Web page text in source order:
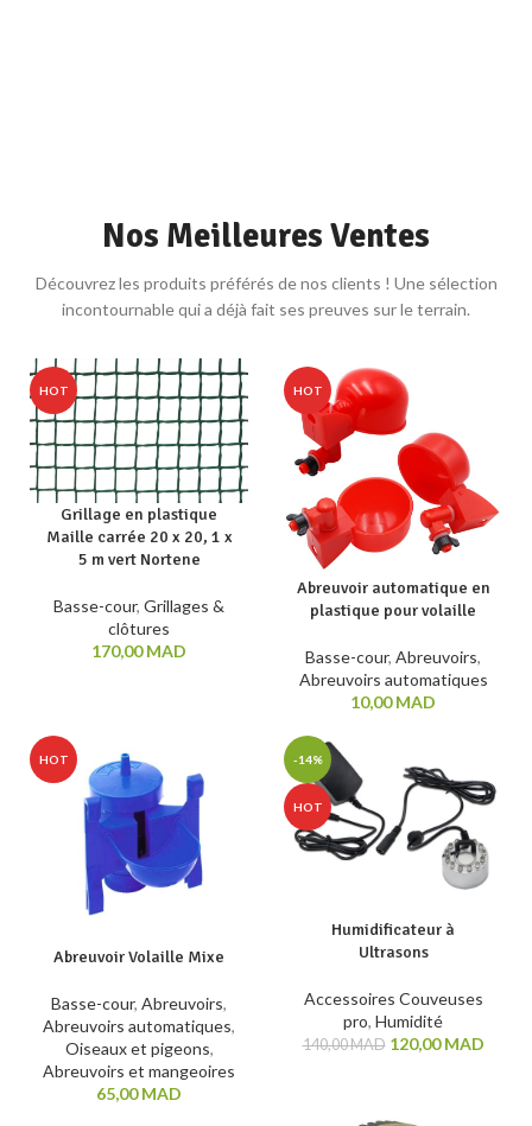
Nos Meilleures Ventes
Découvrez les produits préférés de nos clients ! Une sélection
incontournable qui a déjà fait ses preuves sur le terrain.
HOT
Grillage en plastique
Maille carrée 20 x 20, 1 x
5 m vert Nortene
Basse-cour, Grillages &
clôtures
170,00MAD
HOT
Abreuvoir automatique en
plastique pour volaille
Basse-cour, Abreuvoirs,
Abreuvoirs automatiques
10,00MAD
HOT
Abreuvoir Volaille Mixe
Basse-cour, Abreuvoirs,
Abreuvoirs automatiques,
Oiseaux et pigeons,
Abreuvoirs et mangeoires
65,00MAD
-14%
HOT
Humidificateur à
Ultrasons
Accessoires Couveuses
pro, Humidité
140,00MAD 120,00MAD